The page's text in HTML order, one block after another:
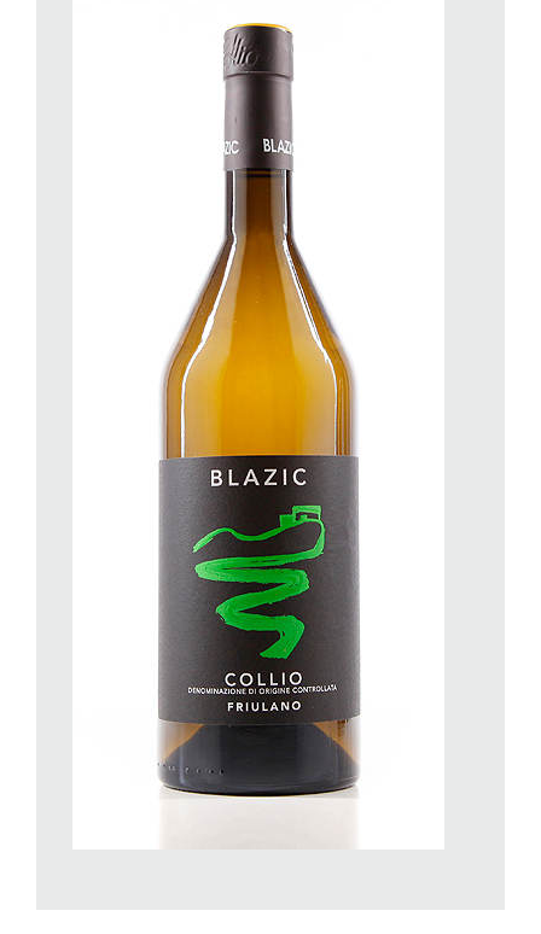
scardinare tutte le regole che tengono insieme gli individui in
una società, era instaurare l’uguaglianza tra ricchi e poveri e
Dioniso, subisce una trasformazione che le fanno perdere
l’aspetto primitivo e la rendono più adatta ad una società più
raffinata di quel tempo, molto ben descritta nelle opere del
poeta tragico greco Euripide (480-406 a.C.).
Certo è che Dioniso nella società greca tra il VI-V sec. a.C., si
presenta con vesti più decorose, un dio dell’eccesso e della
follia collettiva, un dio in grado di sconvolgere le menti, appare
senz’altro riprovevole, meglio indossare quindi vesti più
La società bene dell’epoca, dovendo comunque onorare quel
grande amico dell’umanità (senza voler rinunciare al vino), per
prima cosa riformò i riti dionisiaci, che diventarono semplici
rappresentazioni mimiche e canore a futuro ricordo di quello
che essi erano stati originariamente e poi si diedero delle
norme per usare «correttamente», il vino: non bisognava bere
vino novello; il vino maturo doveva essere miscelato con
l’acqua, bere vino schietto era considerato un costume
barbaro, bisognava evitare di ubriacarsi.
A Sparta si costringevano i prigionieri Iloti a bere sino ad
ubriacarsi e a mostrarsi in quello stato ai giovani spartani che
imparavano a disprezzare il vino puro.